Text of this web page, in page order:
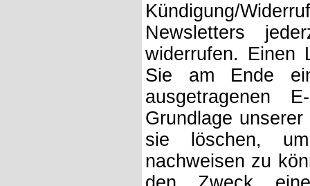
Kündigung/
Newsletters
widerrufen. Einen
Sie am Ende
ausgetragenen
Grundlage
sie löschen,
nachweisen zu